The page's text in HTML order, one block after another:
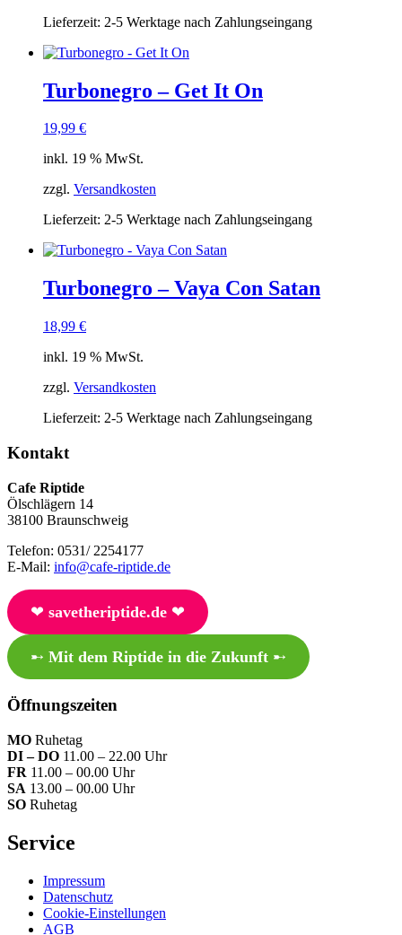
Lieferzeit: 2-5 Werktage nach Zahlungseingang
Turbonegro – Get It On
19,99 €
inkl. 19 % MwSt.
zzgl. Versandkosten
Lieferzeit: 2-5 Werktage nach Zahlungseingang
Turbonegro – Vaya Con Satan
18,99 €
inkl. 19 % MwSt.
zzgl. Versandkosten
Lieferzeit: 2-5 Werktage nach Zahlungseingang
Kontakt
Cafe Riptide
Ölschlägern 14
38100 Braunschweig
Telefon: 0531/ 2254177
E-Mail: info@cafe-riptide.de
❤︎ savetheriptide.de❤︎
➸ Mit dem Riptide in die Zukunft➸
Öffnungszeiten
MO Ruhetag
DI – DO 11.00 – 22.00 Uhr
FR 11.00 – 00.00 Uhr
SA 13.00 – 00.00 Uhr
SO Ruhetag
Service
Impressum
Datenschutz
Cookie-Einstellungen
AGB